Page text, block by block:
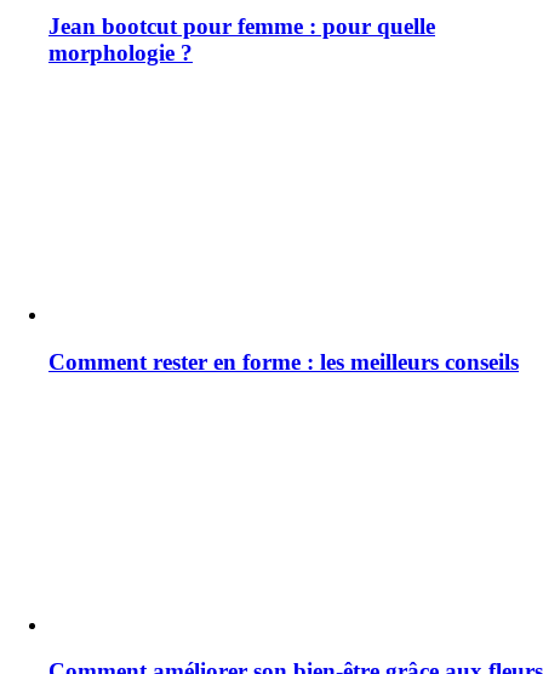
Jean bootcut pour femme : pour quelle
morphologie ?
Comment rester en forme : les meilleurs conseils